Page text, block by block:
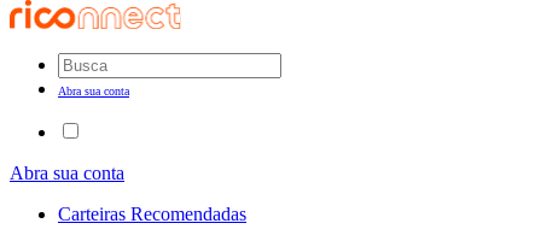
Abra sua conta
Abra sua conta
Carteiras Recomendadas